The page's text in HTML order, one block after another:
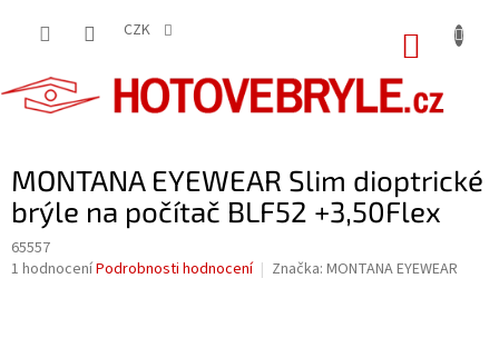
CZK
MONTANA EYEWEAR Slim dioptrické
brýle na počítač BLF52 +3,50Flex
65557
Průměrné
1 hodnoceníPodrobnosti hodnocení Značka: MONTANA EYEWEAR